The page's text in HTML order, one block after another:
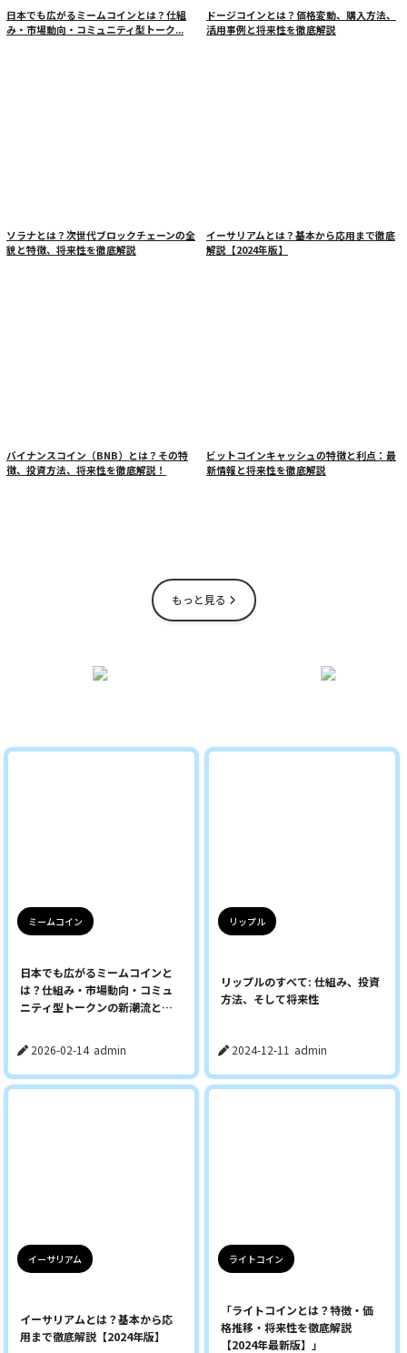
日本でも広がるミームコインとは？仕組
み・市場動向・コミュニティ型トーク...
ドージコインとは？価格変動、購入方法、
活用事例と将来性を徹底解説
ソラナとは？次世代ブロックチェーンの全
貌と特徴、将来性を徹底解説
イーサリアムとは？基本から応用まで徹底
解説【2024年版】
バイナンスコイン（BNB）とは？その特
徴、投資方法、将来性を徹底解説！
ビットコインキャッシュの特徴と利点：最
新情報と将来性を徹底解説
もっと見る
ミームコイン
日本でも広がるミームコインと
は？仕組み・市場動向・コミュ
ニティ型トークンの新潮流と
2026-02-14 admin
リップル
リップルのすべて: 仕組み、投資
方法、そして将来性
2024-12-11 admin
イーサリアム
イーサリアムとは？基本から応
用まで徹底解説【2024年版】
ライトコイン
「ライトコインとは？特徴・価
格推移・将来性を徹底解説
【2024年最新版】」